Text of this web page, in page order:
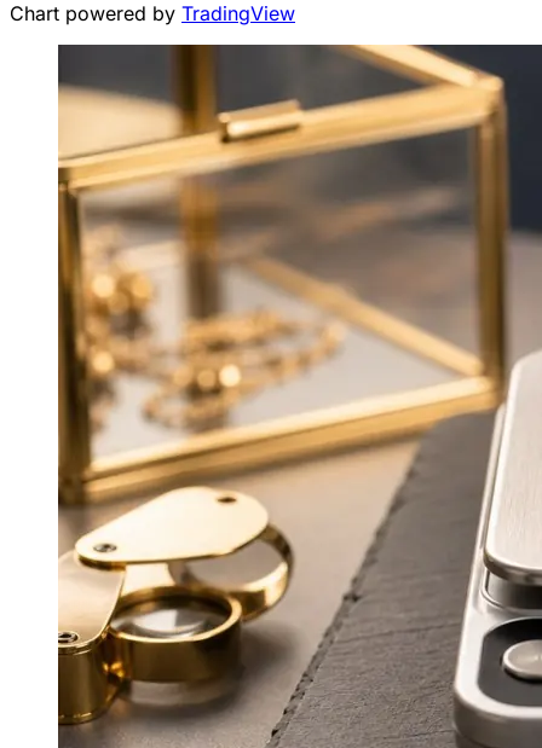
Chart powered by TradingView